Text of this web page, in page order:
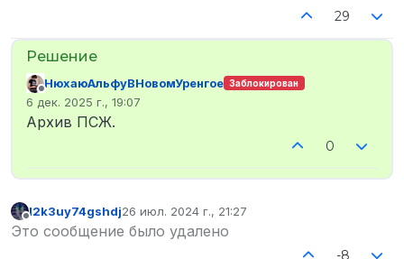
29
Не в сети
НюхаюАльфуВНовомУренгое Заблокирован
6 дек. 2025 г., 19:07
отредактировано
Архив ПСЖ.
0
Не в сети
l2k3uy74gshdj26 июл. 2024 г., 21:27
отредактировано
Это сообщение было удалено
-8